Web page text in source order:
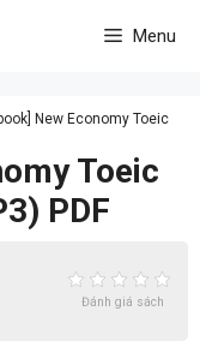
Menu
New Economy Toeic
Toeic
PDF
Đánh giá sách